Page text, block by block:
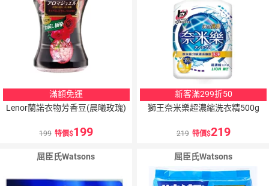
滿額免運
Lenor蘭諾衣物芳香豆(晨曦玫瑰)
199 特價 199
新客滿299折50
獅王奈米樂超濃縮洗衣精500g
219 特價 219
屈臣氏Watsons 屈臣氏Watsons